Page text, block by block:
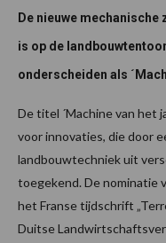
De nieuwe
is op de
onderscheiden als
De titel ´Machine van het
voor innovaties, die door
landbouwtechniek uit
toegekend. De nominatie
het Franse tijdschrift
Duitse